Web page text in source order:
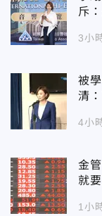
斥
3小
被
清
4小
金
就
1小